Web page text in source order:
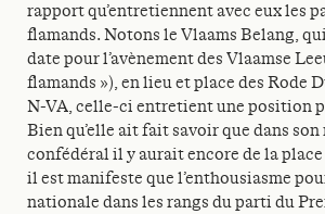
rapport qu’entretiennent avec eux les
flamands. Notons le Vlaams Belang,
date pour l’avènement des Vlaamse
flamands »), en lieu et place des Rode
N-VA, celle-ci entretient une position
Bien qu’elle ait fait savoir que dans son
confédéral il y aurait encore de la
il est manifeste que l’enthousiasme
nationale dans les rangs du parti du